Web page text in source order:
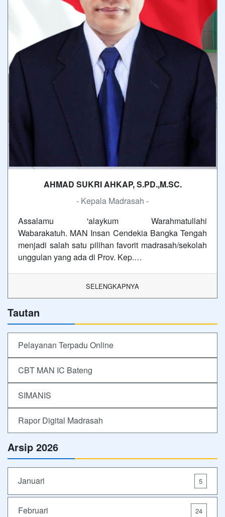
AHMAD SUKRI AHKAP, S.PD.,M.SC.
- Kepala Madrasah -
Assalamu 'alaykum Warahmatullahi
Wabarakatuh. MAN Insan Cendekia Bangka Tengah
menjadi salah satu pilihan favorit madrasah/sekolah
unggulan yang ada di Prov. Kep.…
SELENGKAPNYA
Tautan
Pelayanan Terpadu Online
CBT MAN IC Bateng
SIMANIS
Rapor Digital Madrasah
Arsip 2026
Januari 5
Februari 24